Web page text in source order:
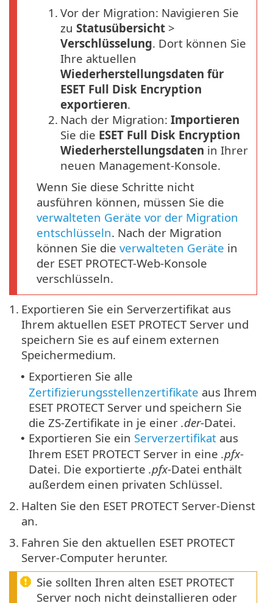
1. Vor der Migration: Navigieren Sie
zu Statusübersicht >
Verschlüsselung. Dort können Sie
Ihre aktuellen
Wiederherstellungsdaten für
ESET Full Disk Encryption
exportieren.
2. Nach der Migration: Importieren
Sie die ESET Full Disk Encryption
Wiederherstellungsdaten in Ihrer
neuen Management-Konsole.
Wenn Sie diese Schritte nicht
ausführen können, müssen Sie die
verwalteten Geräte vor der Migration
entschlüsseln. Nach der Migration
können Sie die verwalteten Geräte in
der ESET PROTECT-Web-Konsole
verschlüsseln.
1. Exportieren Sie ein Serverzertifikat aus
Ihrem aktuellen ESET PROTECT Server und
speichern Sie es auf einem externen
Speichermedium.
• Exportieren Sie alle
Zertifizierungsstellenzertifikate aus Ihrem
ESET PROTECT Server und speichern Sie
die ZS-Zertifikate in je einer .der-Datei.
• Exportieren Sie ein Serverzertifikat aus
Ihrem ESET PROTECT Server in eine .pfx-
Datei. Die exportierte .pfx-Datei enthält
außerdem einen privaten Schlüssel.
2. Halten Sie den ESET PROTECT Server-Dienst
an.
3. Fahren Sie den aktuellen ESET PROTECT
Server-Computer herunter.
Sie sollten Ihren alten ESET PROTECT
Server noch nicht deinstallieren oder